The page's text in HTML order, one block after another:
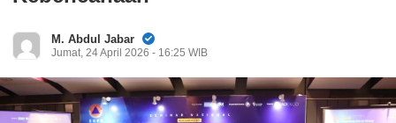
M. Abdul Jabar
Jumat, 24 April 2026 - 16:25 WIB